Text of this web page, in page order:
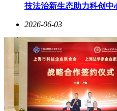
技法治新生态助力科创中
2026-06-03